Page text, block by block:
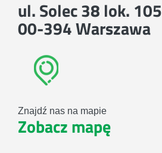
ul. Solec 38 lok. 105
00-394 Warszawa
Znajdź nas na mapie
Zobacz mapę